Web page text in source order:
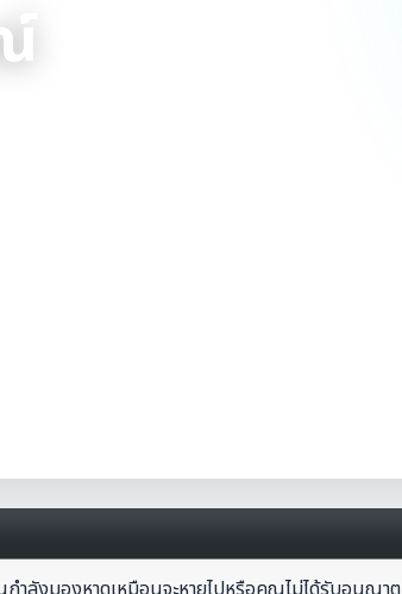
พูดคุย แชร์ข้อมูล
ำลังมองหาดูเหมือนจะหายไปหรือคุณไม่ได้รับอนุญาต